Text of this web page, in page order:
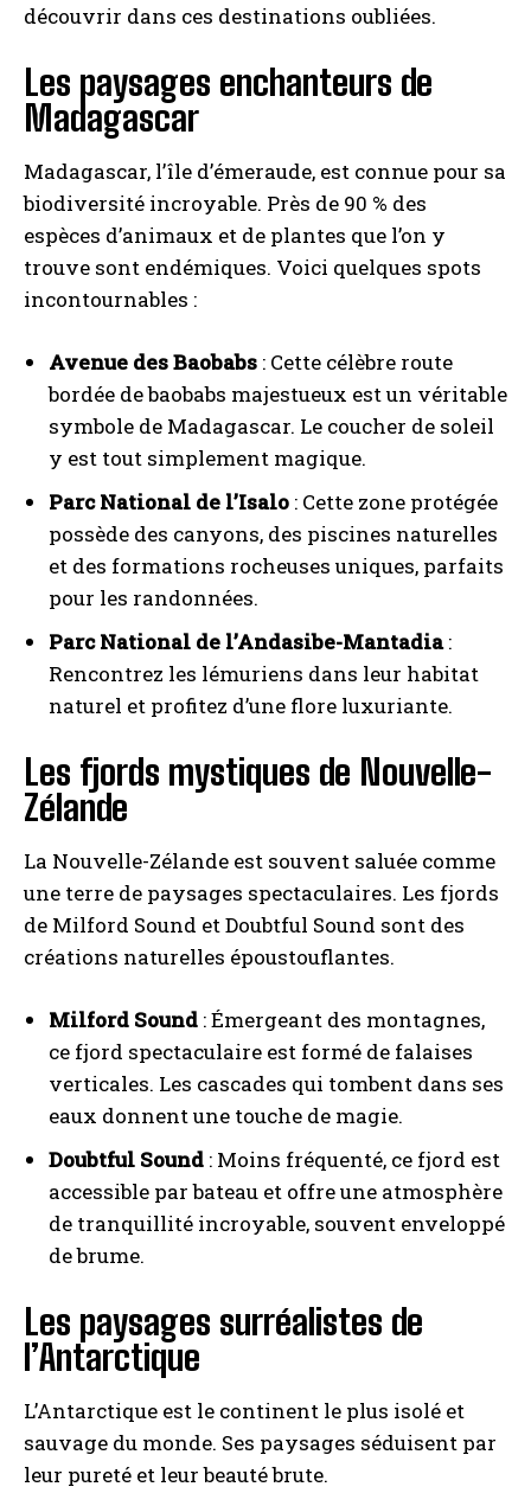
découvrir dans ces destinations oubliées.
Les paysages enchanteurs de
Madagascar
Madagascar, l’île d’émeraude, est connue pour sa
biodiversité incroyable. Près de 90 % des
espèces d’animaux et de plantes que l’on y
trouve sont endémiques. Voici quelques spots
incontournables :
Avenue des Baobabs : Cette célèbre route
bordée de baobabs majestueux est un véritable
symbole de Madagascar. Le coucher de soleil
y est tout simplement magique.
Parc National de l’Isalo : Cette zone protégée
possède des canyons, des piscines naturelles
et des formations rocheuses uniques, parfaits
pour les randonnées.
Parc National de l’Andasibe-Mantadia:
Rencontrez les lémuriens dans leur habitat
naturel et profitez d’une flore luxuriante.
Les fjords mystiques de Nouvelle-
Zélande
La Nouvelle-Zélande est souvent saluée comme
une terre de paysages spectaculaires. Les fjords
de Milford Sound et Doubtful Sound sont des
créations naturelles époustouflantes.
Milford Sound : Émergeant des montagnes,
ce fjord spectaculaire est formé de falaises
verticales. Les cascades qui tombent dans ses
eaux donnent une touche de magie.
Doubtful Sound : Moins fréquenté, ce fjord est
accessible par bateau et offre une atmosphère
de tranquillité incroyable, souvent enveloppé
de brume.
Les paysages surréalistes de
l’Antarctique
L’Antarctique est le continent le plus isolé et
sauvage du monde. Ses paysages séduisent par
leur pureté et leur beauté brute.